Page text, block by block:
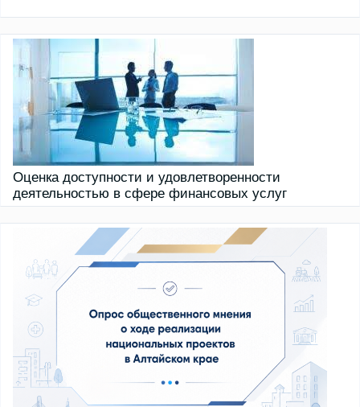
Оценка доступности и удовлетворенности
деятельностью в сфере финансовых услуг